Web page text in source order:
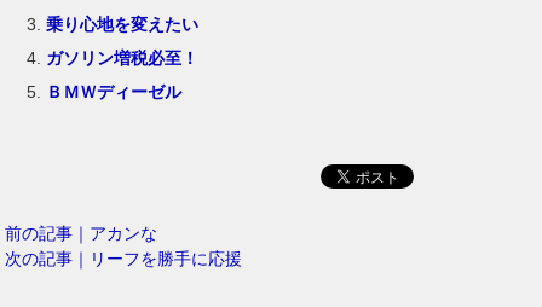
乗り心地を変えたい
ガソリン増税必至！
ＢＭＷディーゼル
前の記事｜アカンな
次の記事｜リーフを勝手に応援